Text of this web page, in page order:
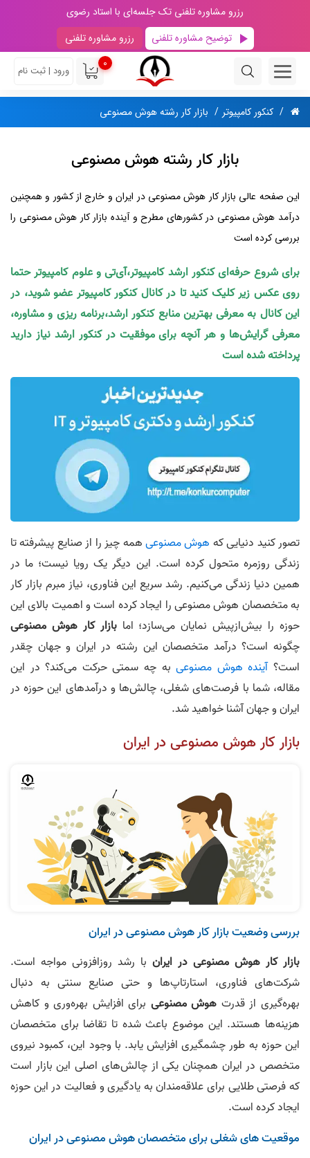
رزرو مشاوره تلفنی تک جلسه‌ای با استاد رضوی
توضیح مشاوره تلفنی
رزرو مشاوره تلفنی
0
ورود | ثبت نام
کنکور کامپیوتر بازار کار رشته هوش مصنوعی
بازار کار رشته هوش مصنوعی
این صفحه عالی بازار کار هوش مصنوعی در ایران و خارج از کشور و همچنین
درآمد هوش مصنوعی در کشورهای مطرح و آینده بازار کار هوش مصنوعی را
بررسی کرده است
برای شروع حرفه‌ای کنکور ارشد کامپیوتر،آی‌تی و علوم کامپیوتر حتما
روی عکس زیر کلیک کنید تا در کانال کنکور کامپیوتر عضو شوید، در
این کانال به معرفی بهترین منابع کنکور ارشد،برنامه ریزی و مشاوره،
معرفی گرایش‌ها و هر آنچه برای موفقیت در کنکور ارشد نیاز دارید
پرداخته شده است
تصور کنید دنیایی که هوش مصنوعیهمه چیز را از صنایع پیشرفته تا
زندگی روزمره متحول کرده است. این دیگر یک رویا نیست؛ ما در
همین دنیا زندگی می‌کنیم. رشد سریع این فناوری، نیاز مبرم بازار کار
به متخصصان هوش مصنوعی را ایجاد کرده است و اهمیت بالای این
حوزه را بیش‌ازپیش نمایان می‌سازد؛ امابازار کار هوش مصنوعی
چگونه است؟ درآمد متخصصان این رشته در ایران و جهان چقدر
است؟آینده هوش مصنوعیبه چه سمتی حرکت می‌کند؟ در این
مقاله، شما با فرصت‌های شغلی، چالش‌ها و درآمدهای این حوزه در
ایران و جهان آشنا خواهید شد.
بازار کار هوش مصنوعی در ایران
بررسی وضعیت بازار کار هوش مصنوعی در ایران
بازار کار هوش مصنوعی در ایران با رشد روزافزونی مواجه است.
شرکت‌های فناوری، استارتاپ‌ها و حتی صنایع سنتی به دنبال
بهره‌گیری از قدرت هوش مصنوعی برای افزایش بهره‌وری و کاهش
هزینه‌ها هستند. این موضوع باعث شده تا تقاضا برای متخصصان
این حوزه به طور چشمگیری افزایش یابد. با وجود این، کمبود نیروی
متخصص در ایران همچنان یکی از چالش‌های اصلی این بازار است
که فرصتی طلایی برای علاقه‌مندان به یادگیری و فعالیت در این حوزه
ایجاد کرده است.
موقعیت های شغلی برای متخصصان هوش مصنوعی در ایران